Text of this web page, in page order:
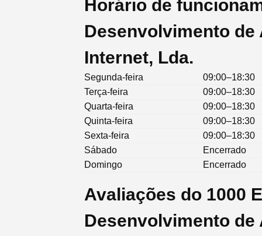
Horário de
Desenvolvimento
Internet, Lda.
Segunda-feira
09:00–18:30
Terça-feira
09:00–18:30
Quarta-feira
09:00–18:30
Quinta-feira
09:00–18:30
Sexta-feira
09:00–18:30
Sábado
Encerrado
Domingo
Encerrado
Avaliações do 1000
Desenvolvimento